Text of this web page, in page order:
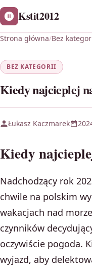
Kstit2012
Strona główna/Bez
BEZ KATEGORII
Kiedy najcieplej
Łukasz Kaczmarek
Kiedy
Nadchodzący rok
chwile na polskim
wakacjach nad
czynników
oczywiście pogoda.
wyjazd, aby